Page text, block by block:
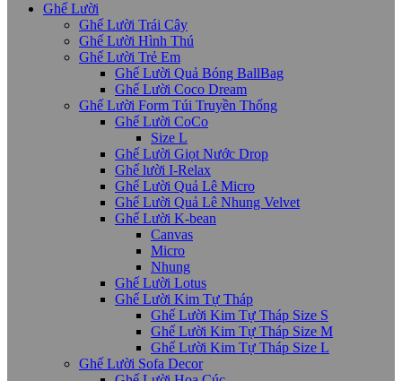
Ghế Lười
Ghế Lười Trái Cây
Ghế Lười Hình Thú
Ghế Lười Trẻ Em
Ghế Lười Quả Bóng BallBag
Ghế Lười Coco Dream
Ghế Lười Form Túi Truyền Thống
Ghế Lười CoCo
Size L
Ghế Lười Giọt Nước Drop
Ghế lười I-Relax
Ghế Lười Quả Lê Micro
Ghế Lười Quả Lê Nhung Velvet
Ghế Lười K-bean
Canvas
Micro
Nhung
Ghế Lười Lotus
Ghế Lười Kim Tự Tháp
Ghế Lười Kim Tự Tháp Size S
Ghế Lười Kim Tự Tháp Size M
Ghế Lười Kim Tự Tháp Size L
Ghế Lười Sofa Decor